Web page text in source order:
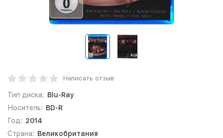
Написать отзыв
Тип диска: Blu-Ray
Носитель: BD-R
Год: 2014
Страна: Великобритания